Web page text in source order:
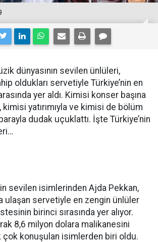
dünyasının sevilen ünlüleri,
oldukları servetiyle Türkiye’nin en
yer aldı. Kimisi konser başına
kimisi yatırımıyla ve kimisi de bölüm
parayla dudak uçuklattı. İşte Türkiye’nin
sevilen isimlerinden Ajda Pekkan,
ulaşan servetiyle en zengin ünlüler
birinci sırasında yer alıyor.
8,6 milyon dolara malikanesini
çok konuşulan isimlerden biri oldu.